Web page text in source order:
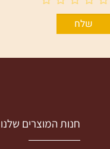
חנות המוצרים שלנו